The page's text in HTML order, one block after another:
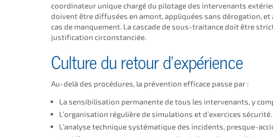
coordinateur unique chargé du pilotage des intervenants
doivent être diffusées en amont, appliquées sans dérogation,
cas de manquement. La cascade de sous-traitance doit être
justification circonstanciée.
Culture du retour d’expérience
Au-delà des procédures, la prévention efficace passe par :
La sensibilisation permanente de tous les intervenants, y
L’organisation régulière de simulations et d’exercices sécurité.
L’analyse technique systématique des incidents, presque-